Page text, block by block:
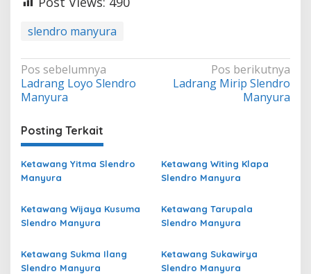
slendro manyura
Navigasi
pos
Pos sebelumnya
Ladrang Loyo Slendro
Manyura
Pos berikutnya
Ladrang Mirip Slendro
Manyura
Posting Terkait
Ketawang Yitma Slendro
Manyura
Ketawang Witing Klapa
Slendro Manyura
Ketawang Wijaya Kusuma
Slendro Manyura
Ketawang Tarupala
Slendro Manyura
Ketawang Sukma Ilang
Slendro Manyura
Ketawang Sukawirya
Slendro Manyura